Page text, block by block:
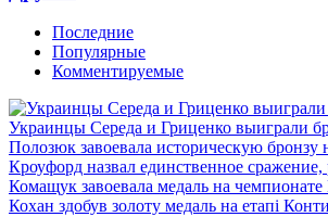
Последние
Популярные
Комментируемые
Украинцы Середа и Гриценко выиграли
Полозюк завоевала историческую
Кроуфорд назвал единственное
Комащук завоевала медаль на
Кохан здобув золоту медаль на етапі